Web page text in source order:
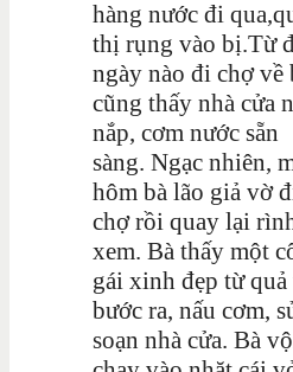
hàng nước đi
thị rụng vào bị.Từ
ngày nào đi chợ về
cũng thấy nhà cửa
nắp, cơm nước sẵn
sàng. Ngạc nhiên,
hôm bà lão giả vờ
chợ rồi quay lại
xem. Bà thấy một
gái xinh đẹp từ quả
bước ra, nấu cơm,
soạn nhà cửa. Bà